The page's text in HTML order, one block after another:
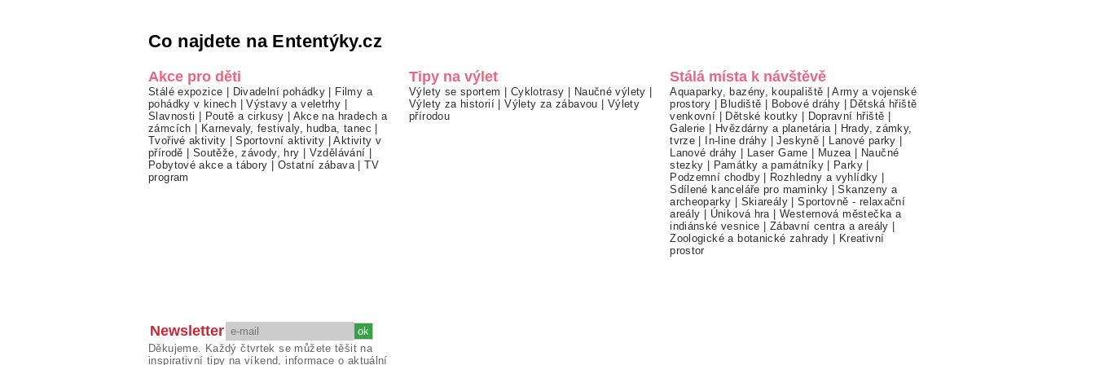
Co najdete na Ententýky.cz
Akce pro děti
Stálé expozice | Divadelní pohádky | Filmy a
pohádky v kinech |Výstavy a veletrhy |
Slavnosti | Poutě a cirkusy | Akce na hradech a
zámcích | Karnevaly, festivaly, hudba, tanec |
Tvořivé aktivity |Sportovní aktivity |Aktivity v
přírodě | Soutěže, závody, hry | Vzdělávání |
Pobytové akce a tábory | Ostatní zábava |TV
program
Tipy na výlet
Výlety se sportem | Cyklotrasy | Naučné výlety |
Výlety za historií |Výlety za zábavou | Výlety
přírodou
Stálá místa k návštěvě
Aquaparky, bazény, koupaliště |Army a vojenské
prostory | Bludiště | Bobové dráhy | Dětská hřiště
venkovní | Dětské koutky | Dopravní hřiště |
Galerie | Hvězdárny a planetária | Hrady, zámky,
tvrze | In-line dráhy |Jeskyně | Lanové parky |
Lanové dráhy | Laser Game | Muzea | Naučné
stezky | Památky a památníky| Parky |
Podzemní chodby| Rozhledny a vyhlídky |
Sdílené kanceláře pro maminky |Skanzeny a
archeoparky | Skiareály |Sportovně - relaxační
areály | Úniková hra |Westernová městečka a
indiánské vesnice | Zábavní centra a areály |
Zoologické a botanické zahrady | Kreativní
prostor
Newsletter
Děkujeme. Každý čtvrtek se můžete těšit na
inspirativní tipy na víkend, informace o aktuální